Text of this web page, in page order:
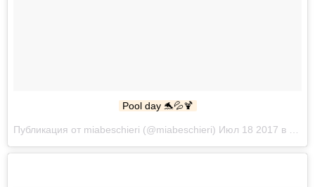
Pool day 🐬💦🍹